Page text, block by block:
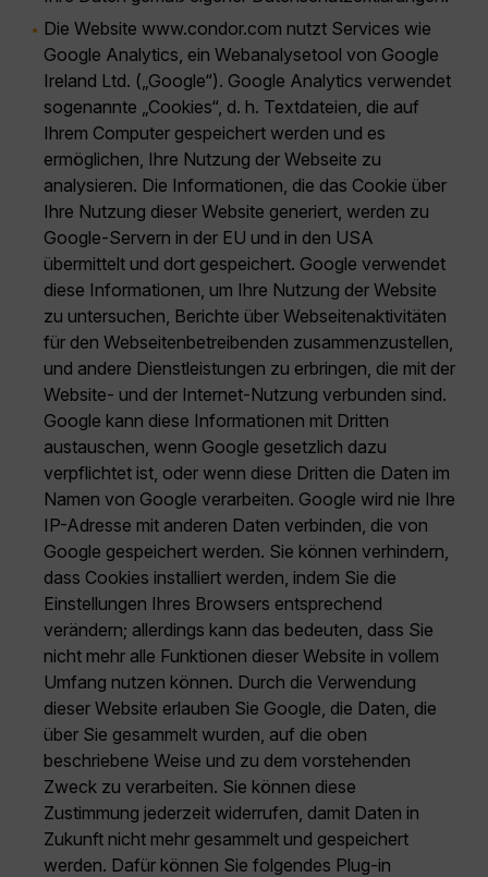
Die Website www.condor.com nutzt Services wie
Google Analytics, ein Webanalysetool von Google
Ireland Ltd. („Google“). Google Analytics verwendet
sogenannte „Cookies“, d. h. Textdateien, die auf
Ihrem Computer gespeichert werden und es
ermöglichen, Ihre Nutzung der Webseite zu
analysieren. Die Informationen, die das Cookie über
Ihre Nutzung dieser Website generiert, werden zu
Google-Servern in der EU und in den USA
übermittelt und dort gespeichert. Google verwendet
diese Informationen, um Ihre Nutzung der Website
zu untersuchen, Berichte über Webseitenaktivitäten
für den Webseitenbetreibenden zusammenzustellen,
und andere Dienstleistungen zu erbringen, die mit der
Website- und der Internet-Nutzung verbunden sind.
Google kann diese Informationen mit Dritten
austauschen, wenn Google gesetzlich dazu
verpflichtet ist, oder wenn diese Dritten die Daten im
Namen von Google verarbeiten. Google wird nie Ihre
IP-Adresse mit anderen Daten verbinden, die von
Google gespeichert werden. Sie können verhindern,
dass Cookies installiert werden, indem Sie die
Einstellungen Ihres Browsers entsprechend
verändern; allerdings kann das bedeuten, dass Sie
nicht mehr alle Funktionen dieser Website in vollem
Umfang nutzen können. Durch die Verwendung
dieser Website erlauben Sie Google, die Daten, die
über Sie gesammelt wurden, auf die oben
beschriebene Weise und zu dem vorstehenden
Zweck zu verarbeiten. Sie können diese
Zustimmung jederzeit widerrufen, damit Daten in
Zukunft nicht mehr gesammelt und gespeichert
werden. Dafür können Sie folgendes Plug-in